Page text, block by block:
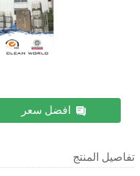
افضل سعر
تفاصيل المنتج